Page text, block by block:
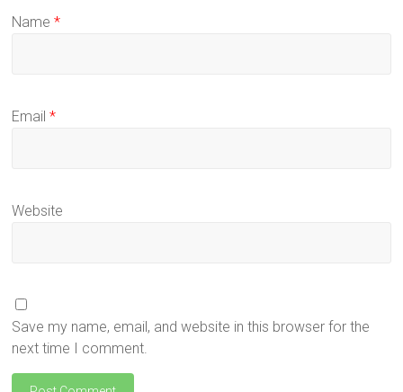
Name*
Email*
Website
Save my name, email, and website in this browser for the
next time I comment.